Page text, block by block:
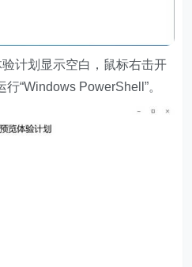
划显示空白，鼠标右击开
“Windows PowerShell”。